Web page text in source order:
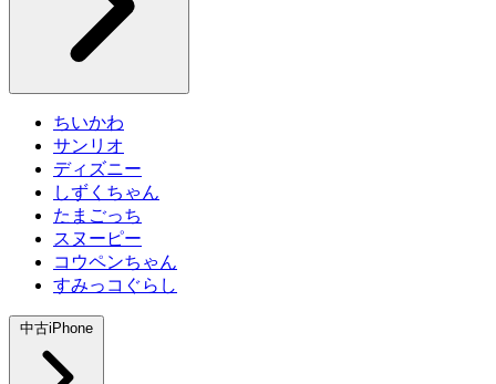
ちいかわ
サンリオ
ディズニー
しずくちゃん
たまごっち
スヌーピー
コウペンちゃん
すみっコぐらし
中古iPhone